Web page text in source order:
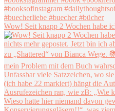
Wow! Seit knapp 2 Wochen habe